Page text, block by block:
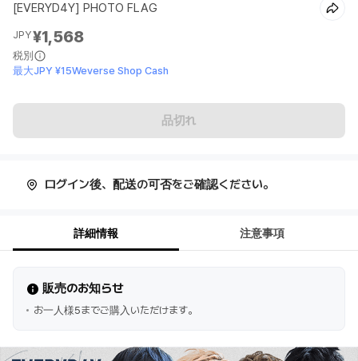
[EVERYD4Y] PHOTO FLAG
JPY¥1,568
税別
最大JPY ¥15Weverse Shop Cash
品切れ
ログイン後、配送の可否をご確認ください。
詳細情報 注意事項
販売のお知らせ
お一人様5までご購入いただけます。